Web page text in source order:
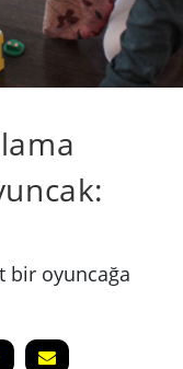
bir oyuncağa